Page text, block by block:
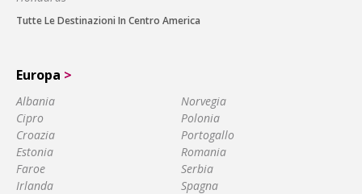
Tutte Le Destinazioni In Centro America
Europa >
Albania
Cipro
Croazia
Estonia
Faroe
Irlanda
Norvegia
Polonia
Portogallo
Romania
Serbia
Spagna